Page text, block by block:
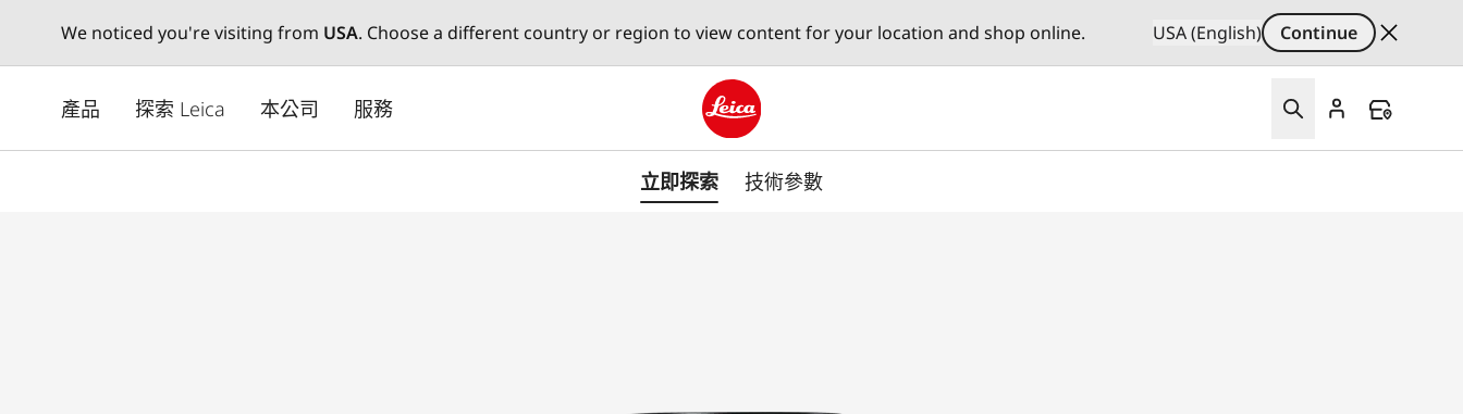
We noticed you're visiting from USA. Choose a different country or region to view content for your location and shop online. USA (English)
Continue
content
產品 探索 Leica 本公司 服務
Leica logo - Home
立即探索 技術參數